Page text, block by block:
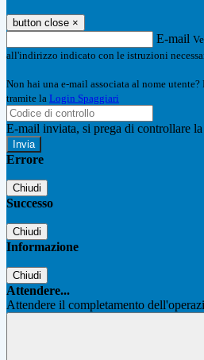
button close ×
E-mail
all'indirizzo indicato con le istruzioni
Non hai una e-mail associata al nome
tramite la Login Spaggiari
E-mail inviata, si prega di controllare
Errore
Chiudi
Successo
Chiudi
Informazione
Chiudi
Attendere...
Attendere il completamento